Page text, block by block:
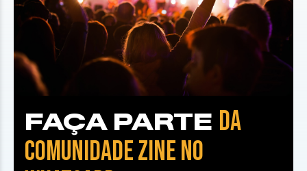
FAÇA PARTE DA
COMUNIDADE ZINE NO